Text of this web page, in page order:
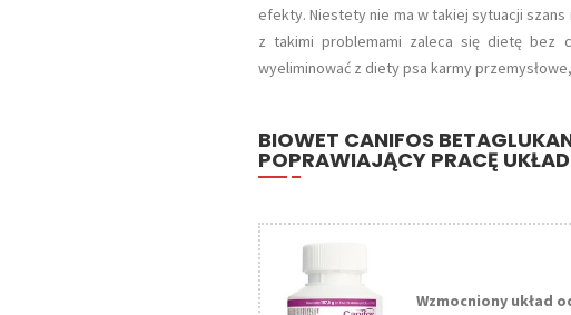
efekty. Niestety nie ma w takiej sytuacji
z takimi problemami zaleca się dietę bez
wyeliminować z diety psa karmy
BIOWET CANIFOS
POPRAWIAJĄCY PRACĘ
Wzmocniony układ